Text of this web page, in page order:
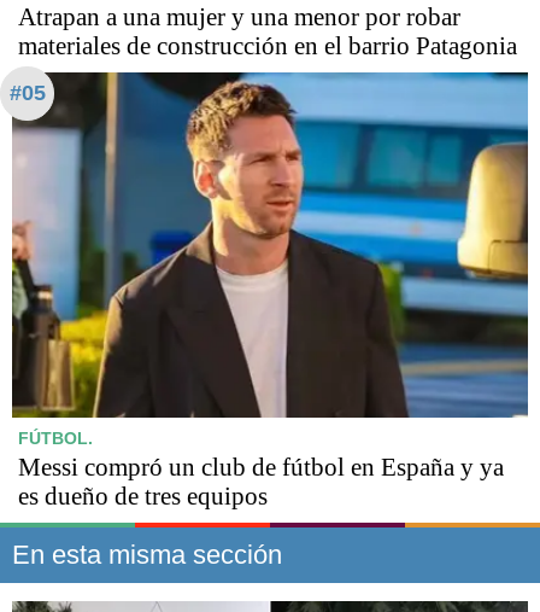
Atrapan a una mujer y una menor por robar
materiales de construcción en el barrio Patagonia
#05
FÚTBOL.
Messi compró un club de fútbol en España y ya
es dueño de tres equipos
En esta misma sección